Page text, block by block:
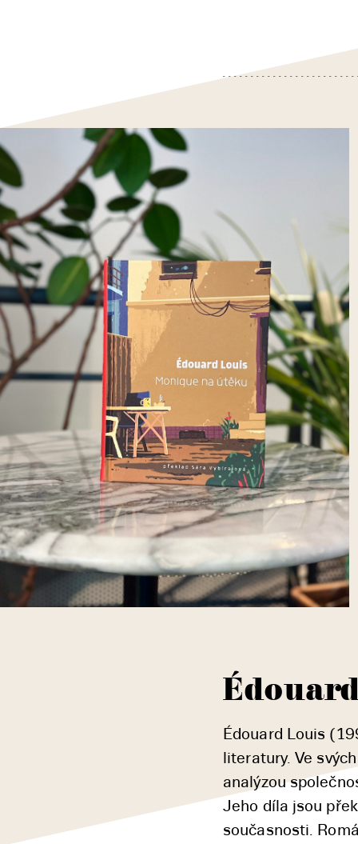
Édouard Louis
literatury. Ve
analýzou
Jeho díla jsou
současnosti.